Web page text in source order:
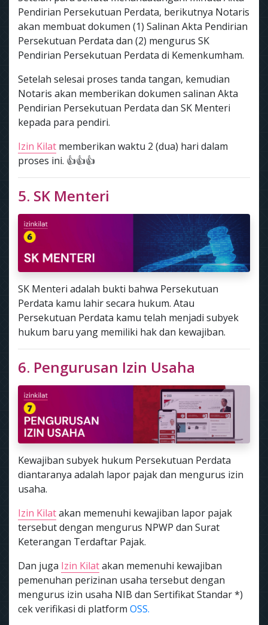
Pendirian Persekutuan Perdata, berikutnya Notaris
akan membuat dokumen (1) Salinan Akta Pendirian
Persekutuan Perdata dan (2) mengurus SK
Pendirian Persekutuan Perdata di Kemenkumham.
Setelah selesai proses tanda tangan, kemudian
Notaris akan memberikan dokumen salinan Akta
Pendirian Persekutuan Perdata dan SK Menteri
kepada para pendiri.
Izin Kilat memberikan waktu 2 (dua) hari dalam
proses ini. 👍👍👍
5. SK Menteri
SK Menteri adalah bukti bahwa Persekutuan
Perdata kamu lahir secara hukum. Atau
Persekutuan Perdata kamu telah menjadi subyek
hukum baru yang memiliki hak dan kewajiban.
6. Pengurusan Izin Usaha
Kewajiban subyek hukum Persekutuan Perdata
diantaranya adalah lapor pajak dan mengurus izin
usaha.
Izin Kilatakan memenuhi kewajiban lapor pajak
tersebut dengan mengurus NPWP dan Surat
Keterangan Terdaftar Pajak.
Dan juga Izin Kilatakan memenuhi kewajiban
pemenuhan perizinan usaha tersebut dengan
mengurus izin usaha NIB dan Sertifikat Standar *)
cek verifikasi di platform OSS.